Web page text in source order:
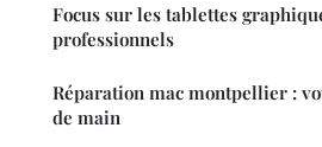
Focus sur les tablettes
professionnels
Réparation mac montpellier :
de main